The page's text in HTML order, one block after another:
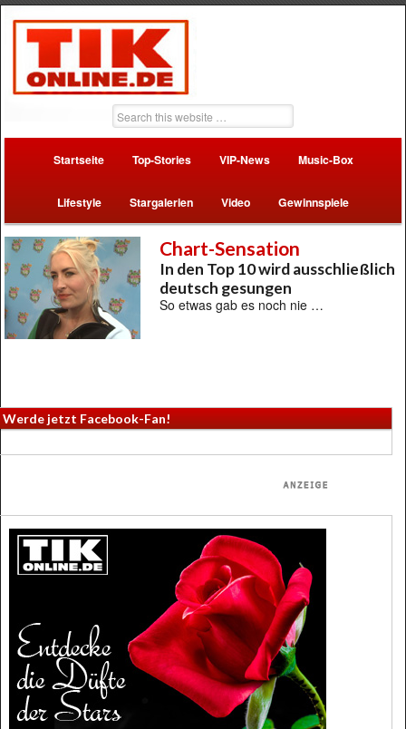
Startseite Top-Stories VIP-News Music-Box
Lifestyle Stargalerien Video Gewinnspiele
Chart-Sensation
In den Top 10 wird ausschließlich
deutsch gesungen
So etwas gab es noch nie …
Werde jetzt Facebook-Fan!